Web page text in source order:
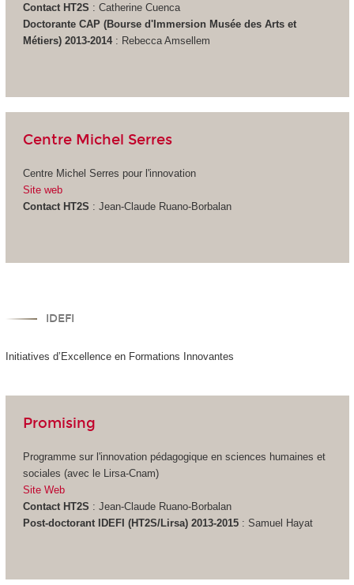
Contact HT2S : Catherine Cuenca
Doctorante CAP (Bourse d'Immersion Musée des Arts et
Métiers) 2013-2014: Rebecca Amsellem
Centre Michel Serres
Centre Michel Serres pour l'innovation
Site web
Contact HT2S : Jean-Claude Ruano-Borbalan
IDEFI
Initiatives d’Excellence en Formations Innovantes
Promising
Programme sur l'innovation pédagogique en sciences humaines et
sociales (avec le Lirsa-Cnam)
Site Web
Contact HT2S : Jean-Claude Ruano-Borbalan
Post-doctorant IDEFI (HT2S/Lirsa) 2013-2015: Samuel Hayat